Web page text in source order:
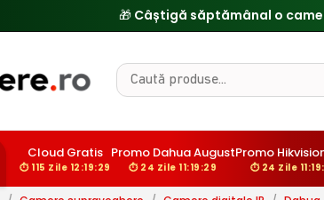
🔥Reduceri de
Cloud Gratis
⏱ 115 Zile 12:19:28
Promo Dahua August
⏱ 24 Zile 11:19:28
Promo
⏱ 24 Zile